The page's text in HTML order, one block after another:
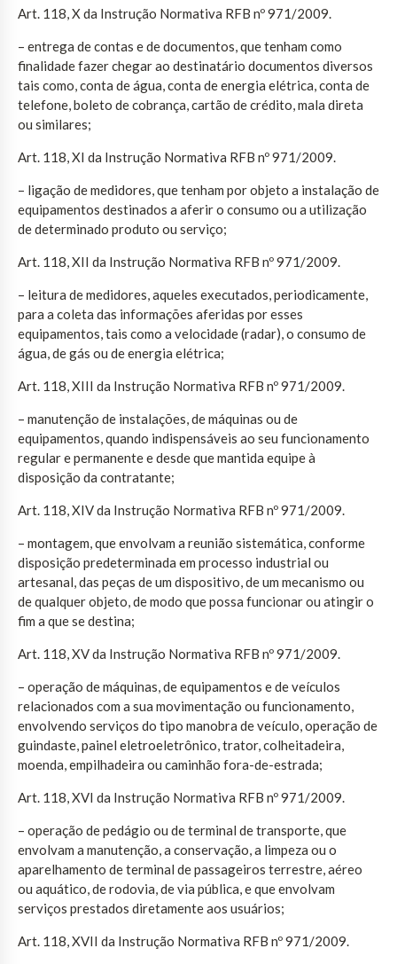
Art. 118, X da Instrução Normativa RFB nº 971/2009.
– entrega de contas e de documentos, que tenham como
finalidade fazer chegar ao destinatário documentos diversos
tais como, conta de água, conta de energia elétrica, conta de
telefone, boleto de cobrança, cartão de crédito, mala direta
ou similares;
Art. 118, XI da Instrução Normativa RFB nº 971/2009.
– ligação de medidores, que tenham por objeto a instalação de
equipamentos destinados a aferir o consumo ou a utilização
de determinado produto ou serviço;
Art. 118, XII da Instrução Normativa RFB nº 971/2009.
– leitura de medidores, aqueles executados, periodicamente,
para a coleta das informações aferidas por esses
equipamentos, tais como a velocidade (radar), o consumo de
água, de gás ou de energia elétrica;
Art. 118, XIII da Instrução Normativa RFB nº 971/2009.
– manutenção de instalações, de máquinas ou de
equipamentos, quando indispensáveis ao seu funcionamento
regular e permanente e desde que mantida equipe à
disposição da contratante;
Art. 118, XIV da Instrução Normativa RFB nº 971/2009.
– montagem, que envolvam a reunião sistemática, conforme
disposição predeterminada em processo industrial ou
artesanal, das peças de um dispositivo, de um mecanismo ou
de qualquer objeto, de modo que possa funcionar ou atingir o
fim a que se destina;
Art. 118, XV da Instrução Normativa RFB nº 971/2009.
– operação de máquinas, de equipamentos e de veículos
relacionados com a sua movimentação ou funcionamento,
envolvendo serviços do tipo manobra de veículo, operação de
guindaste, painel eletroeletrônico, trator, colheitadeira,
moenda, empilhadeira ou caminhão fora-de-estrada;
Art. 118, XVI da Instrução Normativa RFB nº 971/2009.
– operação de pedágio ou de terminal de transporte, que
envolvam a manutenção, a conservação, a limpeza ou o
aparelhamento de terminal de passageiros terrestre, aéreo
ou aquático, de rodovia, de via pública, e que envolvam
serviços prestados diretamente aos usuários;
Art. 118, XVII da Instrução Normativa RFB nº 971/2009.